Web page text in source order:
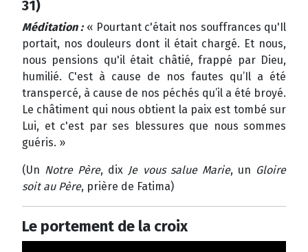
31)
Méditation : « Pourtant c'était nos souffrances qu'Il
portait, nos douleurs dont il était chargé. Et nous,
nous pensions qu'il était châtié, frappé par Dieu,
humilié. C'est à cause de nos fautes qu’Il a été
transpercé, à cause de nos péchés qu’il a été broyé.
Le châtiment qui nous obtient la paix est tombé sur
Lui, et c'est par ses blessures que nous sommes
guéris. »
(Un Notre Père, dix Je vous salue Marie, un Gloire
soit au Père, prière de Fatima)
Le portement de la croix